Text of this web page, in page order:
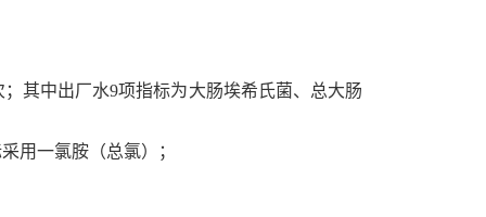
； 其中出厂水9项指标为大肠埃希氏菌、 总大肠
用一氯胺（总氯）；